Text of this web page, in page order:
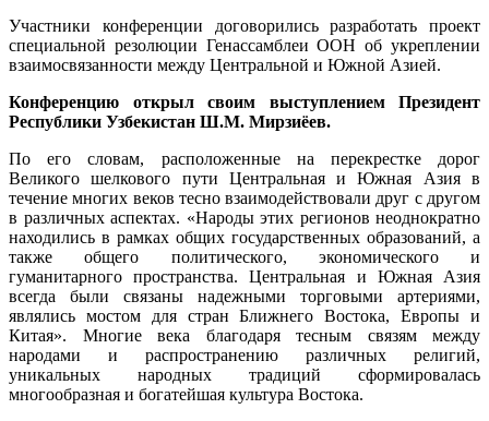
Участники конференции договорились разработать проект
специальной резолюции Генассамблеи ООН об укреплении
взаимосвязанности между Центральной и Южной Азией.
Конференцию открыл своим выступлением Президент
Республики Узбекистан Ш.М. Мирзиёев.
По его словам, расположенные на перекрестке дорог
Великого шелкового пути Центральная и Южная Азия в
течение многих веков тесно взаимодействовали друг с другом
в различных аспектах. «Народы этих регионов неоднократно
находились в рамках общих государственных образований, а
также общего политического, экономического и
гуманитарного пространства. Центральная и Южная Азия
всегда были связаны надежными торговыми артериями,
являлись мостом для стран Ближнего Востока, Европы и
Китая». Многие века благодаря тесным связям между
народами и распространению различных религий,
уникальных народных традиций сформировалась
многообразная и богатейшая культура Востока.